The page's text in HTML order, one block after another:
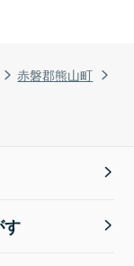
赤磐郡熊山町
す